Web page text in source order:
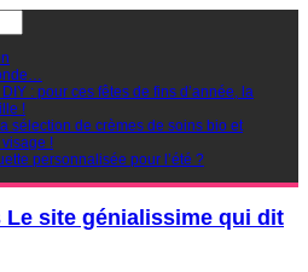
: pour ces fêtes de fins d’année, la
!
sélection de crèmes de soins bio et
!
personnalisée pour l’été ?
Le site génialissime qui dit